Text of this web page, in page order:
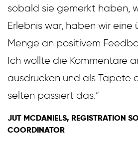
English
sobald sie gemerkt haben,
Erlebnis war, haben wir
Menge an positivem
Ich wollte die Kommentare
ausdrucken und als Tapete
selten passiert das.”
JUT MCDANIELS, REGISTRATION
COORDINATOR